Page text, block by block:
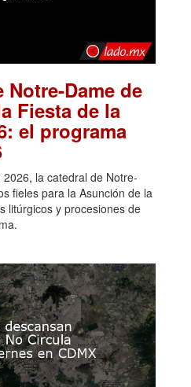
Notre-Dame de
Fiesta de la
el programa
la catedral de Notre-
fieles para la Asunción de la
litúrgicos y procesiones de